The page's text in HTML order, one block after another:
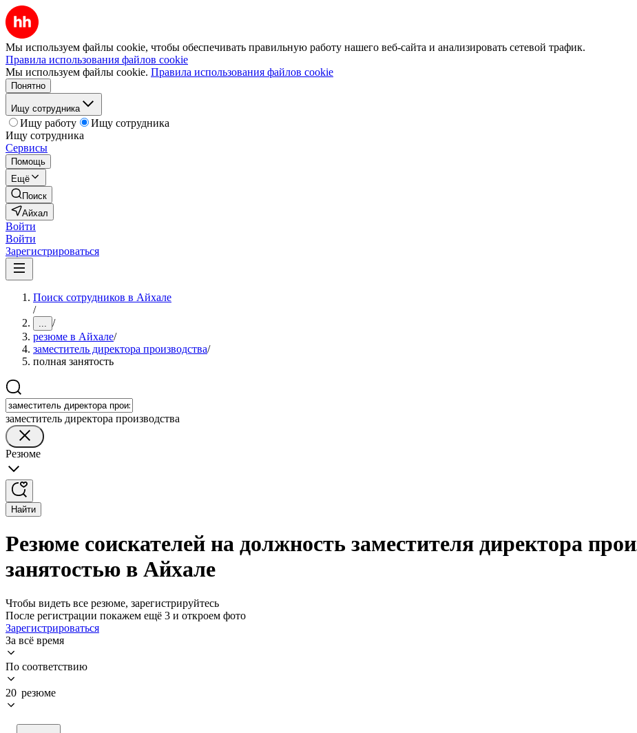
Мы используем файлы cookie, чтобы обеспечивать правильную работу нашего веб-сайта и анализировать сетевой трафик.
Правила использования файлов cookie
Мы используем файлы cookie. Правила использования файлов cookie
Понятно
Ищу сотрудника
Ищу работу
Ищу сотрудника
Ищу сотрудника
Сервисы
Помощь
Ещё
Поиск
Айхал
Войти
Войти
Зарегистрироваться
Поиск сотрудников в Айхале
/
... /
резюме в Айхале/
заместитель директора производства/
полная занятость
заместитель директора производства
Резюме
Найти
Резюме соискателей на должность заместителя директора
занятостью в Айхале
Чтобы видеть все резюме, зарегистрируйтесь
После регистрации покажем ещё 3 и откроем фото
Зарегистрироваться
За всё время
По соответствию
20 резюме